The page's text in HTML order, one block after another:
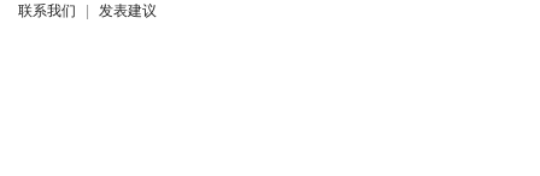
联系我们 | 发表建议